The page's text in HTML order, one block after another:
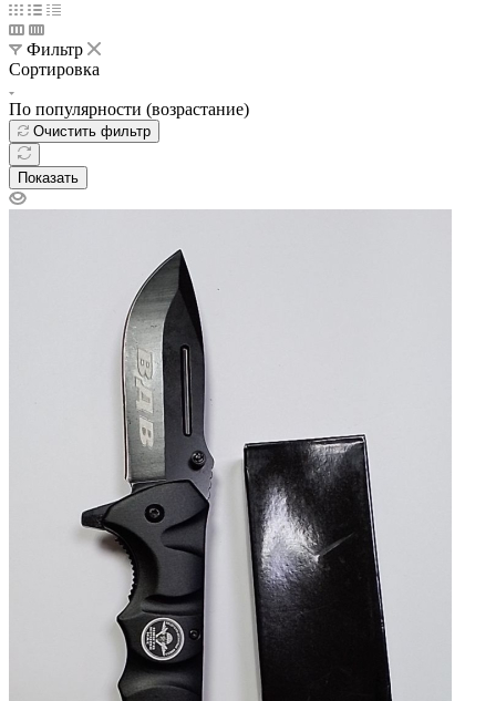
Фильтр
Сортировка
По популярности (возрастание)
Очистить фильтр
Показать